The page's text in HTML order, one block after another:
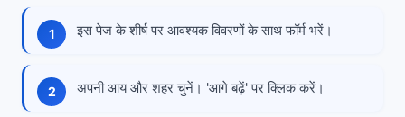
इस पेज के शीर्ष पर आवश्यक विवरणों के साथ फॉर्म भरें।
अपनी आय और शहर चुनें। 'आगे बढ़ें' पर क्लिक करें।